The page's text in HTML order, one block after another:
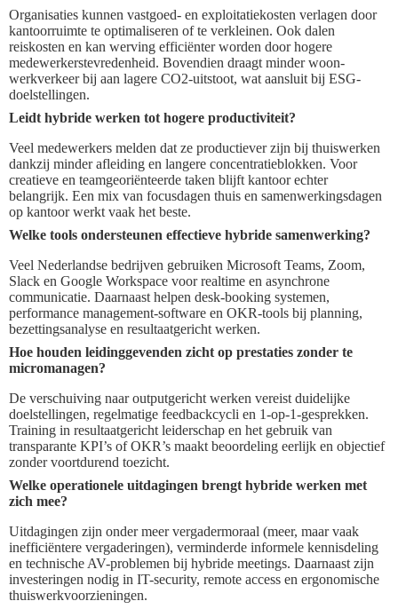
Organisaties kunnen vastgoed- en exploitatiekosten verlagen door
kantoorruimte te optimaliseren of te verkleinen. Ook dalen
reiskosten en kan werving efficiënter worden door hogere
medewerkerstevredenheid. Bovendien draagt minder woon-
werkverkeer bij aan lagere CO2-uitstoot, wat aansluit bij ESG-
doelstellingen.
Leidt hybride werken tot hogere productiviteit?
Veel medewerkers melden dat ze productiever zijn bij thuiswerken
dankzij minder afleiding en langere concentratieblokken. Voor
creatieve en teamgeoriënteerde taken blijft kantoor echter
belangrijk. Een mix van focusdagen thuis en samenwerkingsdagen
op kantoor werkt vaak het beste.
Welke tools ondersteunen effectieve hybride samenwerking?
Veel Nederlandse bedrijven gebruiken Microsoft Teams, Zoom,
Slack en Google Workspace voor realtime en asynchrone
communicatie. Daarnaast helpen desk-booking systemen,
performance management-software en OKR-tools bij planning,
bezettingsanalyse en resultaatgericht werken.
Hoe houden leidinggevenden zicht op prestaties zonder te
micromanagen?
De verschuiving naar outputgericht werken vereist duidelijke
doelstellingen, regelmatige feedbackcycli en 1-op-1-gesprekken.
Training in resultaatgericht leiderschap en het gebruik van
transparante KPI’s of OKR’s maakt beoordeling eerlijk en objectief
zonder voortdurend toezicht.
Welke operationele uitdagingen brengt hybride werken met
zich mee?
Uitdagingen zijn onder meer vergadermoraal (meer, maar vaak
inefficiëntere vergaderingen), verminderde informele kennisdeling
en technische AV-problemen bij hybride meetings. Daarnaast zijn
investeringen nodig in IT-security, remote access en ergonomische
thuiswerkvoorzieningen.